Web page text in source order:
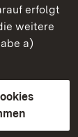
erfolgt
weitere
a)